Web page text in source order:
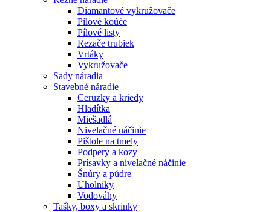
Diamantové vykružovače
Pílové koúče
Pílové listy
Rezače trubiek
Vrtáky
Vykružovače
Sady náradia
Stavebné náradie
Ceruzky a kriedy
Hladítka
Miešadlá
Nivelačné náčinie
Pištole na tmely
Podpery a kozy
Prísavky a nivelačné náčinie
Šnúry a púdre
Uholníky
Vodováhy
Tašky, boxy a skrinky